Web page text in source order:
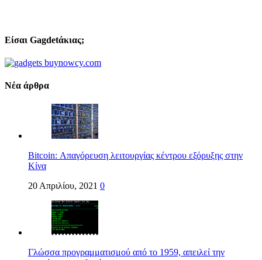
Είσαι Gagdetάκιας;
Νέα άρθρα
Bitcoin: Απαγόρευση λειτουργίας κέντρου εξόρυξης στην
Κίνα
20 Απριλίου, 2021 0
Γλώσσα προγραμματισμού από το 1959, απειλεί την